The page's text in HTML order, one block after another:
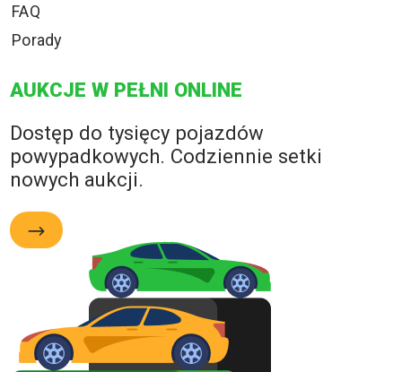
FAQ
Porady
AUKCJE W PEŁNI ONLINE
Dostęp do tysięcy pojazdów
powypadkowych. Codziennie setki
nowych aukcji.